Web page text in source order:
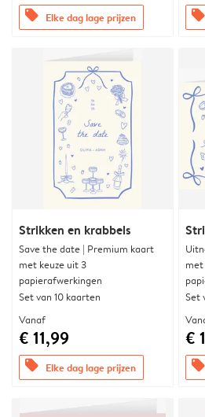
offers Elke dag lage prijzen offers
Strikken en krabbels
Save the date | Premium kaart
met keuze uit 3
papierafwerkingen
Set van 10 kaarten
Vanaf
€ 11,99
offers Elke dag lage prijzen
Set
€
offers